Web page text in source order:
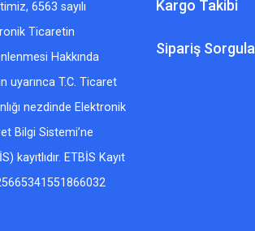
6563 sayılı
Ticaretin
Hakkında
uyarınca T.C. Ticaret
nezdinde Elektronik
Bilgi Sistemi’ne
kayıtlıdır. ETBİS Kayıt
Kargo Takibi
Sipariş Sorgula